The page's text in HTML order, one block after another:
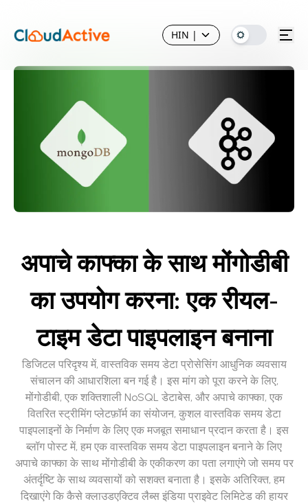
HIN |
अपाचे काफ्का के साथ मोंगोडीबी
का उपयोग करना: एक रीयल-
टाइम डेटा पाइपलाइन बनाना
डिजिटल परिदृश्य में, वास्तविक समय डेटा प्रोसेसिंग आधुनिक व्यवसाय
संचालन की आधारशिला बन गई है। इस मांग को पूरा करने के लिए,
मोंगोडीबी, एक शक्तिशाली NoSQL डेटाबेस, और अपाचे काफ्का, एक
वितरित स्ट्रीमिंग प्लेटफ़ॉर्म का संयोजन, कुशल वास्तविक समय डेटा
पाइपलाइनों के निर्माण के लिए एक मजबूत समाधान प्रदान करता है। इस
ब्लॉग पोस्ट में, हम एक वास्तविक समय डेटा पाइपलाइन बनाने के लिए
अपाचे काफ्का के साथ मोंगोडीबी के एकीकरण का पता लगाएंगे जो समय पर
अंतर्दृष्टि के साथ व्यवसायों को सशक्त बनाता है। इसके अतिरिक्त, हम
दिखाएंगे कि कैसे क्लाउडएक्टिव लैब्स इंडिया प्राइवेट लिमिटेड की हायर